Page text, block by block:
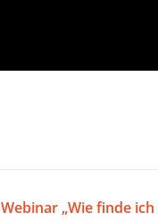
Webinar „Wie finde